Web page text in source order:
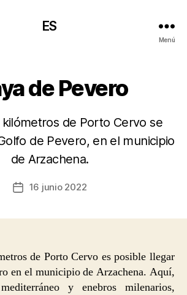
ES
Menú
de Pevero
de Porto Cervo se
de Pevero, en el municipio
de Arzachena.
Fecha16 junio 2022
de Porto Cervo es posible llegar
en el municipio de Arzachena. Aquí,
y enebros milenarios,